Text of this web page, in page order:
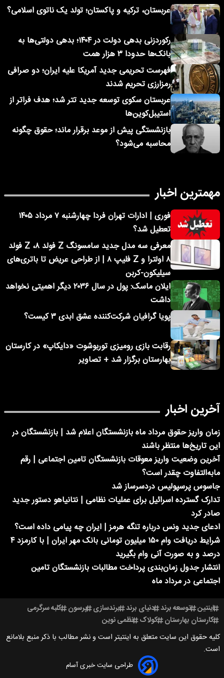
عربستان، ترکیه و پاکستان؛ تولد یک ناتوی اسلامی؟
رکوردزنی بدهی دولت در ۱۴۰۴؛ بدهی دولتی‌ها به
بانک‌ها حدودا ۳ هزار همت
فهرست تحریمی جدید آمریکا علیه ایران؛ دو صرافی
رمزارزی تحریم شدند
عربستان سکوی توسعه جدید تتر شد؛ هدف فراتر از
استیبل‌کوین‌ها
بازنشستگی پیش از موعد برقرار ماند؛ حقوق چگونه
محاسبه می‌شود؟
مهمترین اخبار
فوری | ادارات تهران فردا چهارشنبه ۷ مرداد ۱۴۰۵
تعطیل شد؟
معرفی سه مدل جدید سامسونگ Z فولد ۸، Z فولد
۸ اولترا و Z فلیپ ۸ | از طراحی عریض تا باتری‌های
سیلیکون-کربن
ایلان ماسک: پول در سال ۲۰۳۶ دیگر اهمیتی نخواهد
داشت
پویا گرافیان شرکت‌کننده عشق ابدی ۳ کیست؟
رقابت بازی رومیزی توربوشوت «دایکاپ» در کارستان
بهارستان برگزار شد + تصاویر
آخرین اخبار
زمان واریز حقوق مرداد ماه بازنشستگان اعلام شد | بازنشستگان در
این تاریخ‌ها منتظر باشند
آخرین وضعیت واریز معوقات بازنشستگان تامین اجتماعی | رقم
مابه‌التفاوت چقدر است؟
جاسوس پرسپولیس دردسرساز شد
تدارک گسترده اسرائیل برای عملیات نظامی | نتانیاهو دستور جدید
صادر کرد
ادعای جدید ونس درباره تنگه هرمز | ایران چه پیامی داده است؟
شرایط دریافت وام ۱۵۰ میلیون تومانی بانک مهر ایران | با کارمزد ۴
درصد و به صورت آنی وام بگیرید
انتشار جدول زمان‌بندی پرداخت مطالبات بازنشستگان تامین
اجتماعی در مرداد ماه
اینتین توسعه برند دنیای برند برندسازی پرسون کلبه سرگرمی
کارستان بهارستان کولاک نظمی نوین
کلیه حقوق این سایت متعلق به اینتیتر است و نشر مطالب با ذکر منبع بلامانع
است.
طراحی سایت خبری آسام